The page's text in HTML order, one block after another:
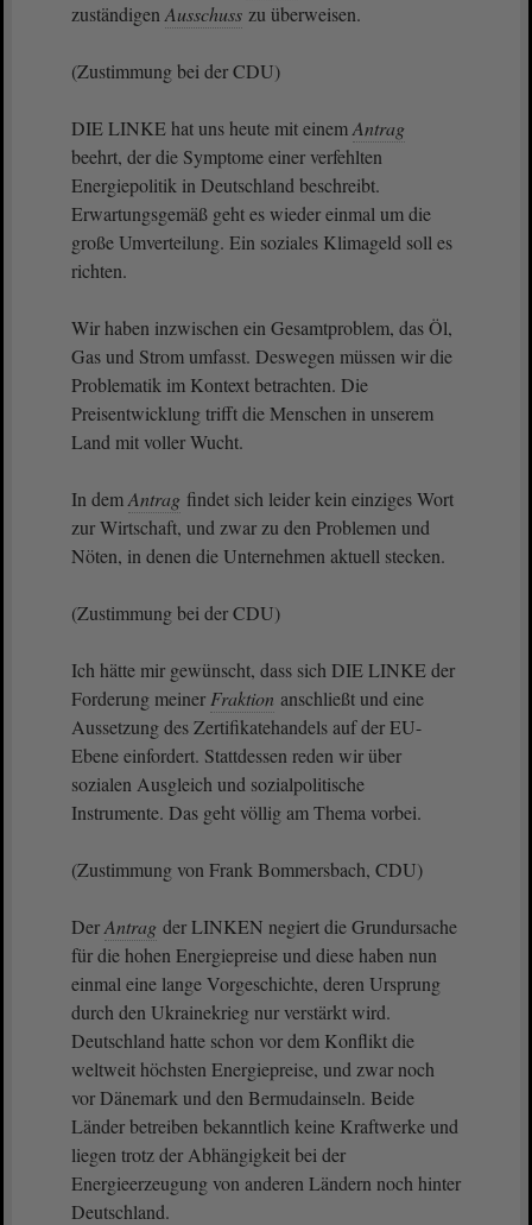
zuständigen Ausschuss zu überweisen.
(Zustimmung bei der CDU)
DIE LINKE hat uns heute mit einemAntrag
beehrt, der die Symptome einer verfehlten
Energiepolitik in Deutschland beschreibt.
Erwartungsgemäß geht es wieder einmal um die
große Umverteilung. Ein soziales Klimageld soll es
richten.
Wir haben inzwischen ein Gesamtproblem, das Öl,
Gas und Strom umfasst. Deswegen müssen wir die
Problematik im Kontext betrachten. Die
Preisentwicklung trifft die Menschen in unserem
Land mit voller Wucht.
In demAntrag findet sich leider kein einziges Wort
zur Wirtschaft, und zwar zu den Problemen und
Nöten, in denen die Unternehmen aktuell stecken.
(Zustimmung bei der CDU)
Ich hätte mir gewünscht, dass sich DIE LINKE der
Forderung meiner Fraktion anschließt und eine
Aussetzung des Zertifikatehandels auf der EU-
Ebene einfordert. Stattdessen reden wir über
sozialen Ausgleich und sozialpolitische
Instrumente. Das geht völlig am Thema vorbei.
(Zustimmung von Frank Bommersbach, CDU)
DerAntrag der LINKEN negiert die Grundursache
für die hohen Energiepreise und diese haben nun
einmal eine lange Vorgeschichte, deren Ursprung
durch den Ukrainekrieg nur verstärkt wird.
Deutschland hatte schon vor dem Konflikt die
weltweit höchsten Energiepreise, und zwar noch
vor Dänemark und den Bermudainseln. Beide
Länder betreiben bekanntlich keine Kraftwerke und
liegen trotz der Abhängigkeit bei der
Energieerzeugung von anderen Ländern noch hinter
Deutschland.